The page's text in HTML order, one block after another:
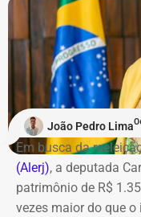
João Pedro Lima
Em busca da
(Alerj), a deputada
patrimônio de R$
vezes maior do que